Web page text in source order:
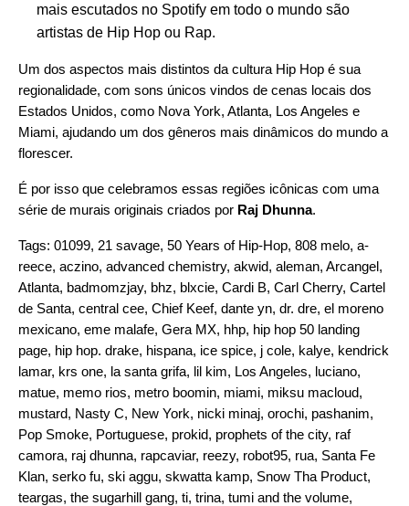
mais escutados no Spotify em todo o mundo são
artistas de Hip Hop ou Rap.
Um dos aspectos mais distintos da cultura Hip Hop é sua
regionalidade, com sons únicos vindos de cenas locais dos
Estados Unidos, como Nova York, Atlanta, Los Angeles e
Miami, ajudando um dos gêneros mais dinâmicos do mundo a
florescer.
É por isso que celebramos essas regiões icônicas com uma
série de murais originais criados por Raj Dhunna.
Tags: 01099, 21 savage, 50 Years of Hip-Hop, 808 melo, a-
reece, aczino, advanced chemistry, akwid, aleman, Arcangel,
Atlanta, badmomzjay, bhz, blxcie, Cardi B, Carl Cherry, Cartel
de Santa, central cee, Chief Keef, dante yn, dr. dre, el moreno
mexicano, eme malafe, Gera MX, hhp, hip hop 50 landing
page, hip hop. drake, hispana, ice spice, j cole, kalye, kendrick
lamar, krs one, la santa grifa, lil kim, Los Angeles, luciano,
matue, memo rios, metro boomin, miami, miksu macloud,
mustard, Nasty C, New York, nicki minaj, orochi, pashanim,
Pop Smoke, Portuguese, prokid, prophets of the city, raf
camora, raj dhunna, rapcaviar, reezy, robot95, rua, Santa Fe
Klan, serko fu, ski aggu, skwatta kamp, Snow Tha Product,
teargas, the sugarhill gang, ti, trina, tumi and the volume,